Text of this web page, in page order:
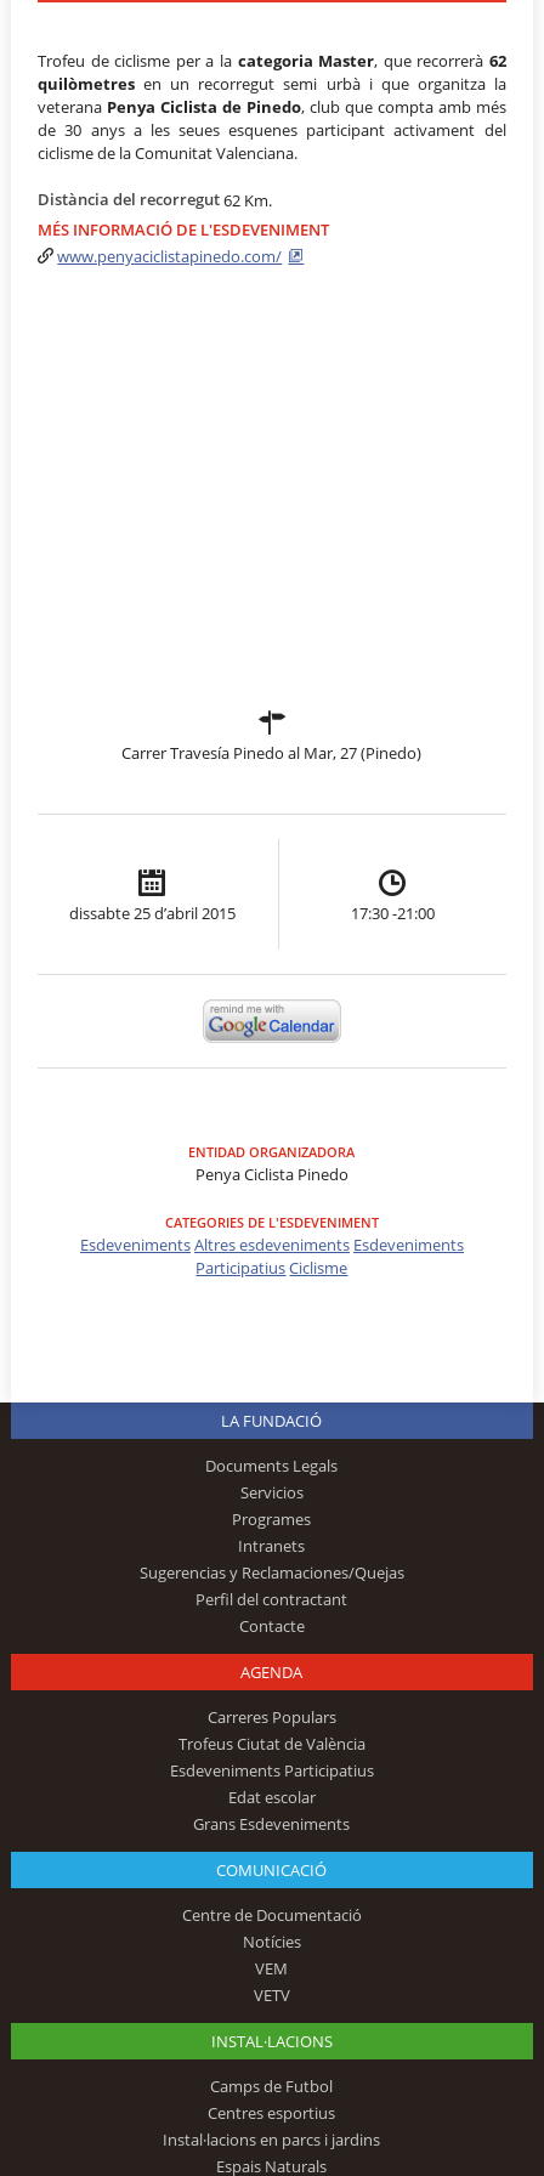
Trofeu de ciclisme per a la categoria Master, que recorrerà 62
quilòmetres en un recorregut semi urbà i que organitza la
veterana Penya Ciclista de Pinedo, club que compta amb més
de 30 anys a les seues esquenes participant activament del
ciclisme de la Comunitat Valenciana.
Distància del recorregut62 Km.
MÉS INFORMACIÓ DE L'ESDEVENIMENT
www.penyaciclistapinedo.com/
Carrer Travesía Pinedo al Mar, 27 (Pinedo)
dissabte 25 d’abril 2015 17:30 -21:00
ENTIDAD ORGANIZADORA
Penya Ciclista Pinedo
CATEGORIES DE L'ESDEVENIMENT
EsdevenimentsAltres esdeveniments Esdeveniments
ParticipatiusCiclisme
LA FUNDACIÓ
Documents Legals
Servicios
Programes
Intranets
Sugerencias y Reclamaciones/Quejas
Perfil del contractant
Contacte
AGENDA
Carreres Populars
Trofeus Ciutat de València
Esdeveniments Participatius
Edat escolar
Grans Esdeveniments
COMUNICACIÓ
Centre de Documentació
Notícies
VEM
VETV
INSTAL·LACIONS
Camps de Futbol
Centres esportius
Instal·lacions en parcs i jardins
Espais Naturals